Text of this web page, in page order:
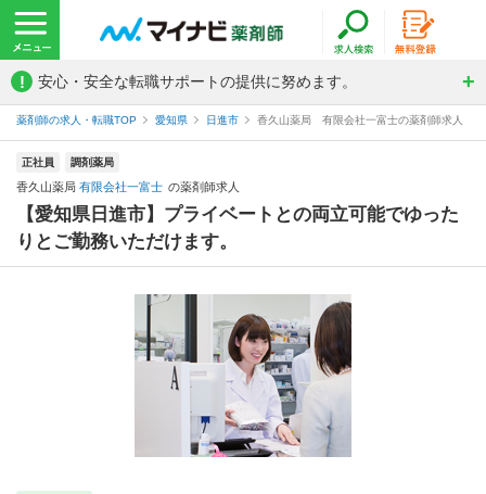
! 安心・安全な転職サポートの提供に努めます。
薬剤師の求人・転職TOP 愛知県 日進市 香久山薬局 有限会社一富士の薬剤師求人
正社員 調剤薬局
香久山薬局 有限会社一富士 の薬剤師求人
【愛知県日進市】プライベートとの両立可能でゆった
りとご勤務いただけます。